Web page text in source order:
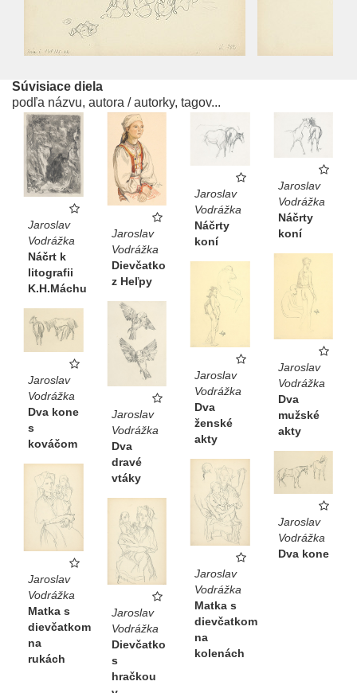
Súvisiace diela
podľa názvu, autora / autorky, tagov...
Jaroslav
Vodrážka
Náčrt k
litografii
K.H.Máchu
Jaroslav
Vodrážka
Dievčatko
z Heľpy
Jaroslav
Vodrážka
Náčrty
koní
Jaroslav
Vodrážka
Náčrty
koní
Jaroslav
Vodrážka
Dva
mužské
akty
Jaroslav
Vodrážka
Dva
ženské
akty
Jaroslav
Vodrážka
Dva
dravé
vtáky
Jaroslav
Vodrážka
Dva kone
s
kováčom
Jaroslav
Vodrážka
Dva kone
Jaroslav
Vodrážka
Matka s
dievčatkom
na
kolenách
Jaroslav
Vodrážka
Matka s
dievčatkom
na
rukách
Jaroslav
Vodrážka
Dievčatko
s
hračkou